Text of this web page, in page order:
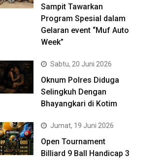
Sampit Tawarkan
Program Spesial dalam
Gelaran event “Muf Auto
Week”
Sabtu, 20 Juni 2026
Oknum Polres Diduga
Selingkuh Dengan
Bhayangkari di Kotim
Jumat, 19 Juni 2026
Open Tournament
Billiard 9 Ball Handicap 3